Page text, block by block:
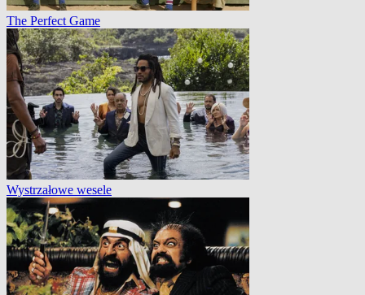
The Perfect Game
Wystrzałowe wesele